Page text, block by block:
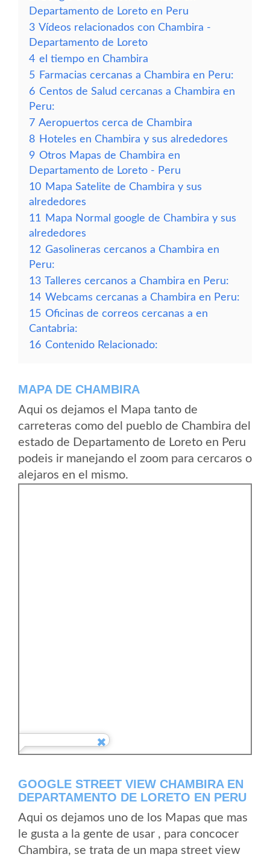
Departamento de Loreto en Peru
3 Vídeos relacionados con Chambira -
Departamento de Loreto
4 el tiempo en Chambira
5 Farmacias cercanas a Chambira en Peru:
6 Centos de Salud cercanas a Chambira en
Peru:
7 Aeropuertos cerca de Chambira
8 Hoteles en Chambira y sus alrededores
9 Otros Mapas de Chambira en
Departamento de Loreto - Peru
10 Mapa Satelite de Chambira y sus
alrededores
11
Mapa Normal google de Chambira y sus
alrededores
12 Gasolineras cercanos a Chambira en
Peru:
13 Talleres cercanos a Chambira en Peru:
14 Webcams cercanas a Chambira en Peru:
15 Oficinas de correos cercanas a en
Cantabria:
16 Contenido Relacionado:
MAPA DE CHAMBIRA
Aqui os dejamos el Mapa tanto de
carreteras como del pueblo de Chambira del
estado de Departamento de Loreto en Peru
podeis ir manejando el zoom para cercaros o
alejaros en el mismo.
GOOGLE STREET VIEW CHAMBIRA EN
DEPARTAMENTO DE LORETO EN PERU
Aqui os dejamos uno de los Mapas que mas
le gusta a la gente de usar , para concocer
Chambira, se trata de un mapa street view